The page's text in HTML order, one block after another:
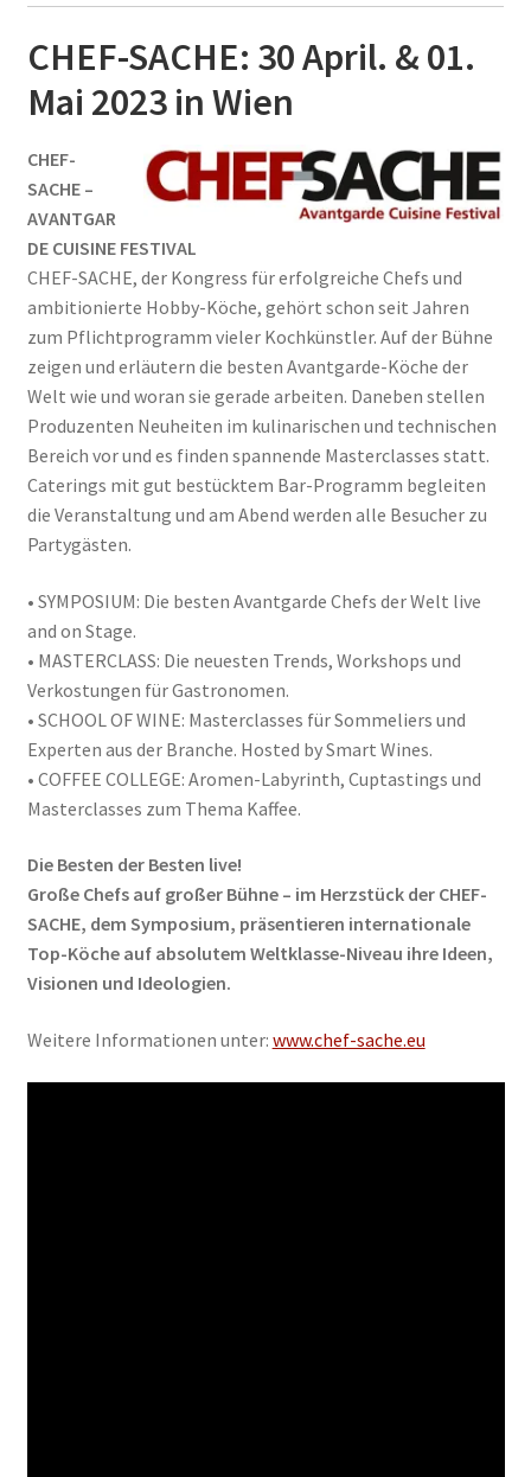
CHEF-SACHE: 30 April. & 01.
Mai 2023 in Wien
CHEF-
SACHE –
AVANTGAR
DE CUISINE FESTIVAL
CHEF-SACHE, der Kongress für erfolgreiche Chefs und
ambitionierte Hobby-Köche, gehört schon seit Jahren
zum Pflichtprogramm vieler Kochkünstler. Auf der Bühne
zeigen und erläutern die besten Avantgarde-Köche der
Welt wie und woran sie gerade arbeiten. Daneben stellen
Produzenten Neuheiten im kulinarischen und technischen
Bereich vor und es finden spannende Masterclasses statt.
Caterings mit gut bestücktem Bar-Programm begleiten
die Veranstaltung und am Abend werden alle Besucher zu
Partygästen.
• SYMPOSIUM: Die besten Avantgarde Chefs der Welt live
and on Stage.
• MASTERCLASS: Die neuesten Trends, Workshops und
Verkostungen für Gastronomen.
• SCHOOL OF WINE: Masterclasses für Sommeliers und
Experten aus der Branche. Hosted by Smart Wines.
• COFFEE COLLEGE: Aromen-Labyrinth, Cuptastings und
Masterclasses zum Thema Kaffee.
Die Besten der Besten live!
Große Chefs auf großer Bühne – im Herzstück der CHEF-
SACHE, dem Symposium, präsentieren internationale
Top-Köche auf absolutem Weltklasse-Niveau ihre Ideen,
Visionen und Ideologien.
Weitere Informationen unter: www.chef-sache.eu